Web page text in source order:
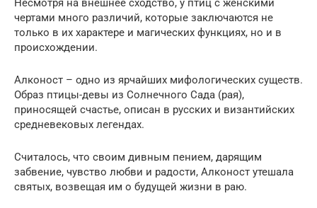
Несмотря на внешнее сходство, у птиц с женскими
чертами много различий, которые заключаются не
только в их характере и магических функциях, но и в
происхождении.
Алконост – одно из ярчайших мифологических существ.
Образ птицы-девы из Солнечного Сада (рая),
приносящей счастье, описан в русских и византийских
средневековых легендах.
Считалось, что своим дивным пением, дарящим
забвение, чувство любви и радости, Алконост утешала
святых, возвещая им о будущей жизни в раю.